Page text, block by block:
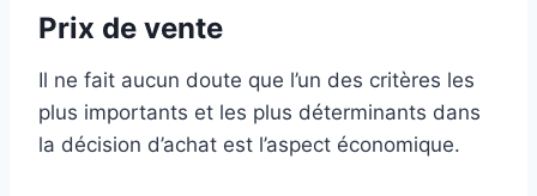
Prix de vente
Il ne fait aucun doute que l’un des critères les
plus importants et les plus déterminants dans
la décision d’achat est l’aspect économique.